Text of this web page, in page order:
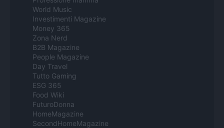
World Music
Investimenti Magazine
Money 365
Zona Nerd
B2B Magazine
People Magazine
Day Travel
Tutto Gaming
ESG 365
Food Wiki
FuturoDonna
HomeMagazine
SecondHomeMagazine